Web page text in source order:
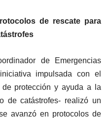
de rescate para
de Emergencias
impulsada con el
protección y ayuda a la
de catástrofes- realizó un
avanzó en protocolos de